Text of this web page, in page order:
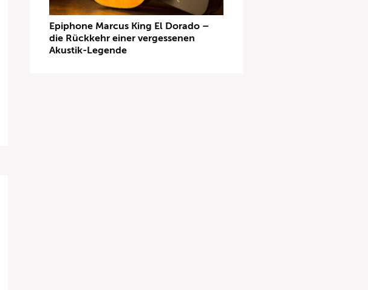
Epiphone Marcus King El Dorado –
die Rückkehr einer vergessenen
Akustik-Legende